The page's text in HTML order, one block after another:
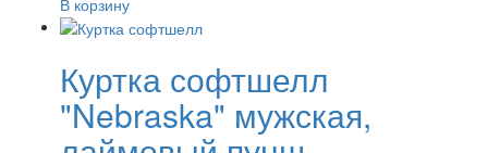
Куртка софтшелл
"Nebraska" мужская,